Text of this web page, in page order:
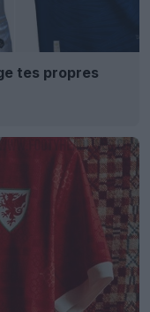
tes propres